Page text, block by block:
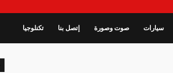
سيارات صوت وصورة إتصل بنا تكنلوجيا